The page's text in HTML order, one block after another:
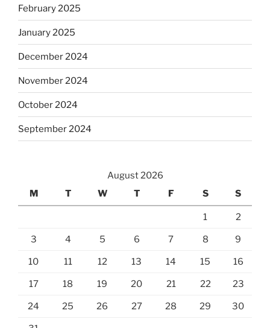
February 2025
January 2025
December 2024
November 2024
October 2024
September 2024
August 2026
M
T W T F S S
1 2
3 4 5 6 7 8 9
10 11 12 13 14 15 16
17 18 19 20 21 22 23
24 25 26 27 28 29 30